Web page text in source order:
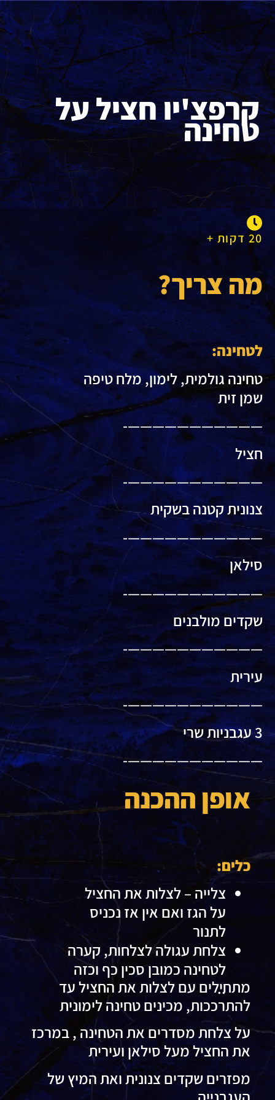
קרפצ'יו חציל על
טחינה
20 דקות +
מה צריך?
לטחינה:
טחינה גולמית, לימון, מלח טיפה
שמן זית
———————————-
חציל
———————————-
צנונית קטנה בשקית
———————————-
סילאן
———————————-
שקדים מולבנים
———————————-
עירית
———————————-
3 עגבניות שרי
———————————-
אופן ההכנה
כלים:
צלייה – לצלות את החציל
על הגז ואם אין אז נכניס
לתנור
צלחת עגולה לצלחות, קערה
לטחינה כמובן סכין כף וכזה
..
מתחילים עם לצלות את החציל עד
להתרככות, מכינים טחינה לימונית
על צלחת מסדרים את הטחינה , במרכז
את החציל מעל סילאן ועירית
מפזרים שקדים צנונית ואת המיץ של